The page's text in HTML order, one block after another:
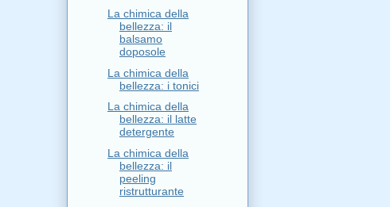
La chimica della
bellezza: il
balsamo
doposole
La chimica della
bellezza: i tonici
La chimica della
bellezza: il latte
detergente
La chimica della
bellezza: il
peeling
ristrutturante